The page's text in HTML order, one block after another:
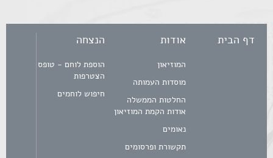
דף הבית אודות
המוזיאון
מוסדות העמותה
החלטות הממשלה
אודות הקמת המוזיאון
נאומים
תקשורת ופרסומים
הנצחה
הוספת לוחם - טופס
הצטרפות
חיפוש לוחמים